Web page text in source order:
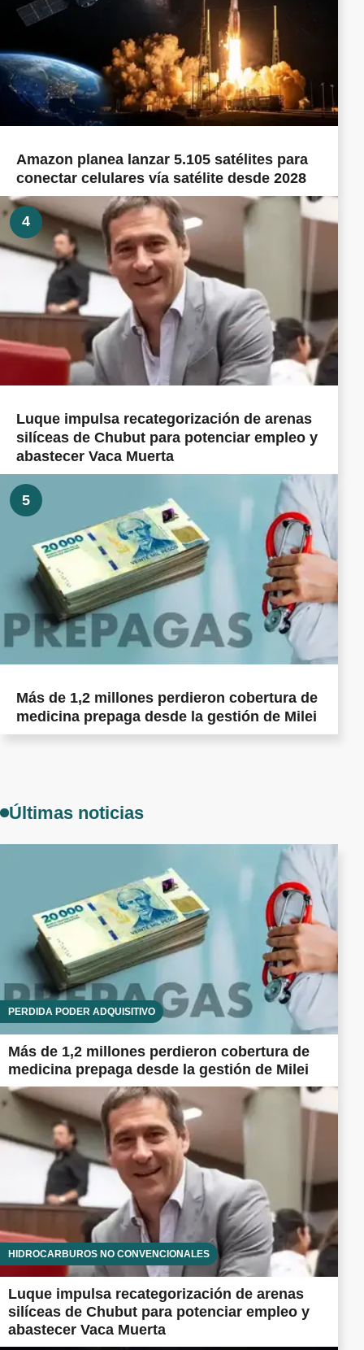
Amazon planea lanzar 5.105 satélites para
conectar celulares vía satélite desde 2028
4
Luque impulsa recategorización de arenas
silíceas de Chubut para potenciar empleo y
abastecer Vaca Muerta
5
Más de 1,2 millones perdieron cobertura de
medicina prepaga desde la gestión de Milei
Últimas noticias
PÉRDIDA PODER ADQUISITIVO
Más de 1,2 millones perdieron cobertura de
medicina prepaga desde la gestión de Milei
HIDROCARBUROS NO CONVENCIONALES
Luque impulsa recategorización de arenas
silíceas de Chubut para potenciar empleo y
abastecer Vaca Muerta